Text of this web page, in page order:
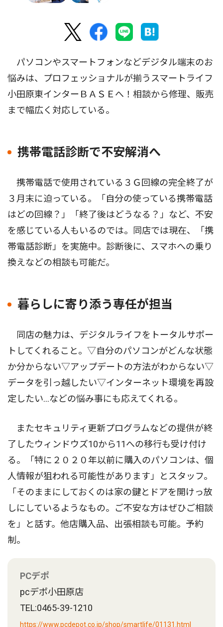
パソコンやスマートフォンなどデジタル端末のお
悩みは、プロフェッショナルが揃うスマートライフ
小田原東インターＢＡＳＥへ！相談から修理、販売
まで幅広く対応している。
携帯電話診断で不安解消へ
携帯電話で使用されている３Ｇ回線の完全終了が
３月末に迫っている。「自分の使っている携帯電話
はどの回線？」「終了後はどうなる？」など、不安
を感じている人もいるのでは。同店では現在、「携
帯電話診断」を実施中。診断後に、スマホへの乗り
換えなどの相談も可能だ。
暮らしに寄り添う専任が担当
同店の魅力は、デジタルライフをトータルサポー
トしてくれること。▽自分のパソコンがどんな状態
か分からない▽アップデートの方法がわからない▽
データを引っ越したい▽インターネット環境を再設
定したい…などの悩み事にも応えてくれる。
またセキュリティ更新プログラムなどの提供が終
了したウィンドウズ10から11への移行も受け付け
る。「特に２０２０年以前に購入のパソコンは、個
人情報が狙われる可能性があります」とスタッフ。
「そのままにしておくのは家の鍵とドアを開けっ放
しにしているようなもの。ご不安な方はぜひご相談
を」と話す。他店購入品、出張相談も可能。予約
制。
PCデポ
pcデポ小田原店
TEL:0465-39-1210
https://www.pcdepot.co.jp/shop/smartlife/01131.html